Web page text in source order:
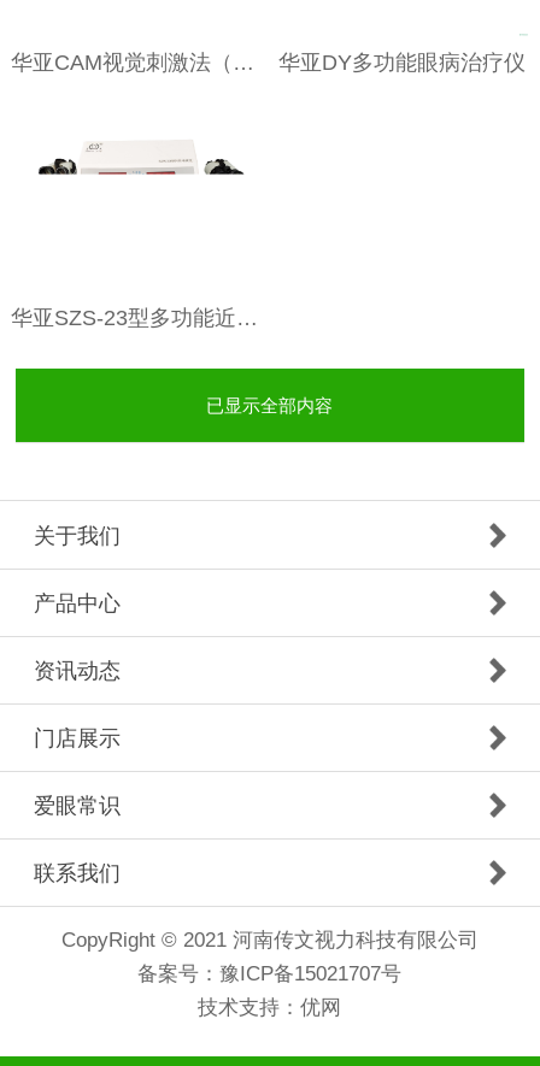
华亚CAM视觉刺激法（光栅刺激法） 华亚DY多功能眼病治疗仪
华亚SZS-23型多功能近弱视治疗仪（8通道）
已显示全部内容
关于我们
产品中心
资讯动态
门店展示
爱眼常识
联系我们
CopyRight © 2021 河南传文视力科技有限公司
备案号：豫ICP备15021707号
技术支持：优网